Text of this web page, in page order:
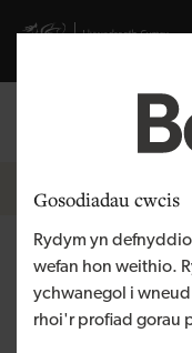
Gosodiadau cwcis
Rydym yn
wefan hon weithio.
ychwanegol i
rhoi'r profiad gorau
Visit gov.wales website
Breadcrumb
Newyddion
Llwyfan
ar-lein yn